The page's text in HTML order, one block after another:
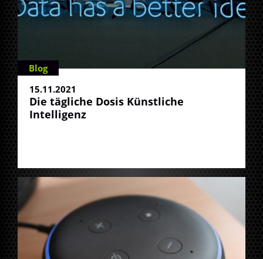
Blog
15.11.2021
Die tägliche Dosis Künstliche
Intelligenz